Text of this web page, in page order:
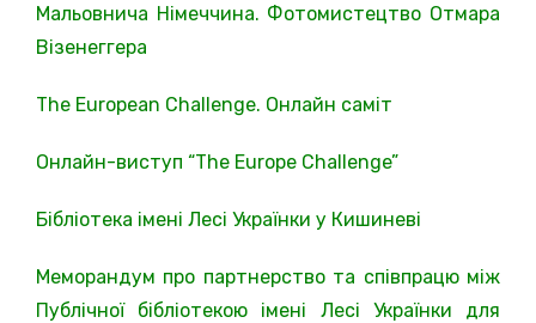
Мальовнича Німеччина. Фотомистецтво Отмара
Візенеггера
The European Challenge. Онлайн саміт
Онлайн-виступ “The Europe Challenge”
Бібліотека імені Лесі Українки у Кишиневі
Меморандум про партнерство та співпрацю між
Публічної бібліотекою імені Лесі Українки для